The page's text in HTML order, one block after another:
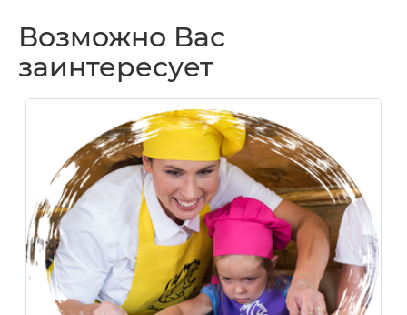
Возможно Вас
заинтересует